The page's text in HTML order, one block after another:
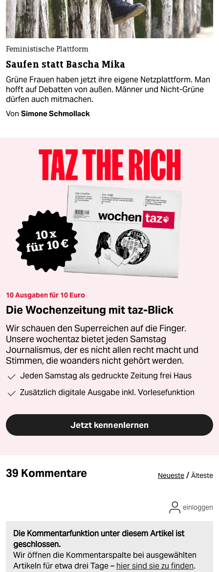
Feministische Plattform
Saufen statt Bascha Mika
Grüne Frauen haben jetzt ihre eigene Netzplattform. Man
hofft auf Debatten von außen. Männer und Nicht-Grüne
dürfen auch mitmachen.
Von Simone Schmollack
10 Ausgaben für 10 Euro
Die Wochenzeitung mit taz-Blick
Wir schauen den Superreichen auf die Finger.
Unsere wochentaz bietet jeden Samstag
Journalismus, der es nicht allen recht macht und
Stimmen, die woanders nicht gehört werden.
Jeden Samstag als gedruckte Zeitung frei Haus
Zusätzlich digitale Ausgabe inkl. Vorlesefunktion
Jetzt kennenlernen
39 Kommentare Neueste / Älteste
Die Kommentarfunktion unter diesem Artikel ist
geschlossen.
Wir öffnen die Kommentarspalte bei ausgewählten
Artikeln für etwa drei Tage – hier sind sie zu finden.
einloggen